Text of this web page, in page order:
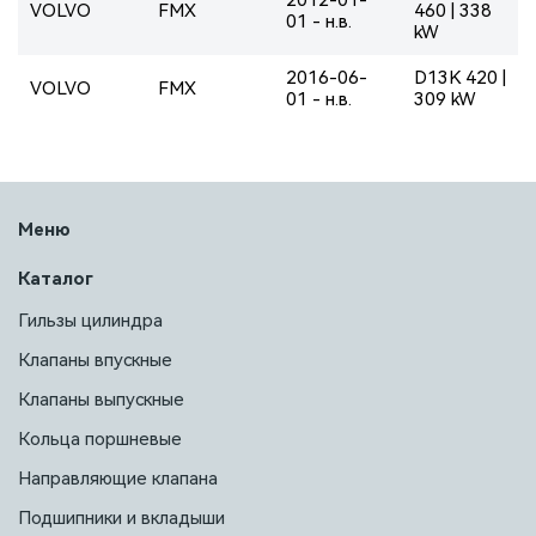
VOLVO FMX
01 - н.в.
460 | 338
kW
VOLVO FMX
2016-06-
01 - н.в.
D13K 420 |
309 kW
Меню
Каталог
Гильзы цилиндра
Клапаны впускные
Клапаны выпускные
Кольца поршневые
Направляющие клапана
Подшипники и вкладыши